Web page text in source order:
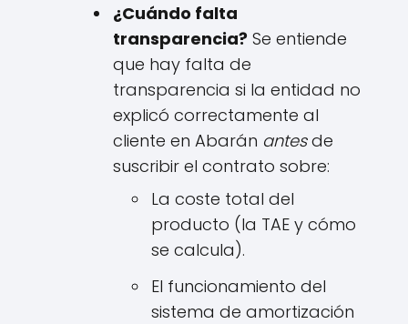
¿Cuándo falta
transparencia? Se entiende
que hay falta de
transparencia si la entidad no
explicó correctamente al
cliente en Abarán antesde
suscribir el contrato sobre:
La coste total del
producto (la TAE y cómo
se calcula).
El funcionamiento del
sistema de amortización